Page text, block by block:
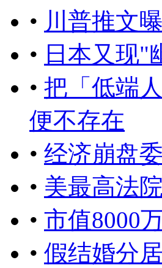
• 川普推文
• 日本又现"
• 把「低端
便不存在
• 经济崩盘
• 美最高法
• 市值8000
• 假结婚分